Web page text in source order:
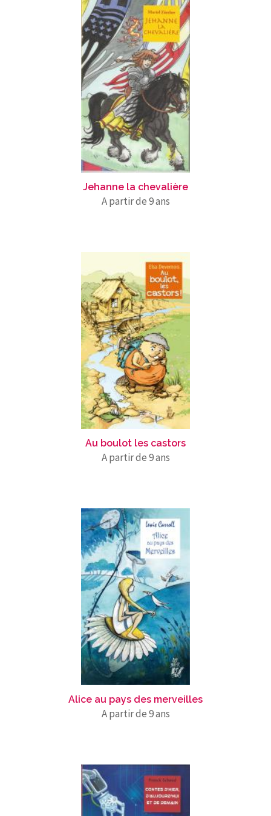
Jehanne la chevalière
A partir de 9 ans
Au boulot les castors
A partir de 9 ans
Alice au pays des merveilles
A partir de 9 ans